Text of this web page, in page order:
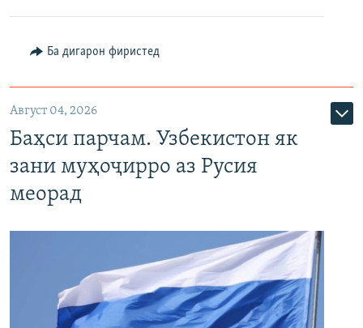
Ба дигарон фиристед
Август 04, 2026
Баҳси парчам. Узбекистон як
зани муҳоҷирро аз Русия
меорад